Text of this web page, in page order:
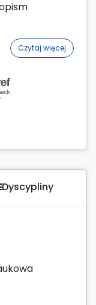
Czytaj więcej
Dyscypliny